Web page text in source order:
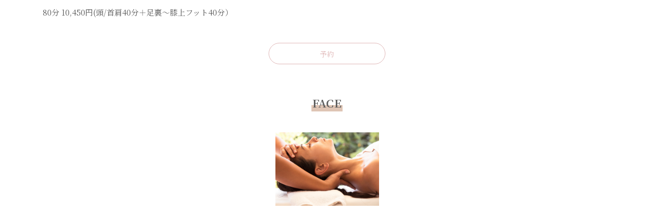
80分 10,450円(頭/首肩40分＋足裏〜膝上フット40分）
予約
FACE